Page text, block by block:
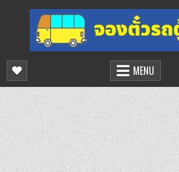
content
จองตั๋วรถตู้ออนไลน์
บริการจองตั๋วรถตู้ออนไลน์
MENU